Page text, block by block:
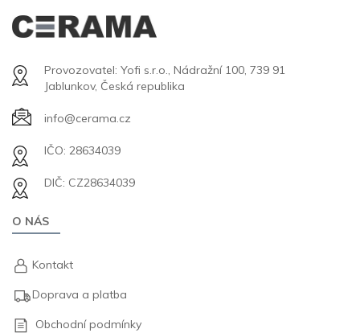
Provozovatel: Yofi s.r.o., Nádražní 100, 739 91
Jablunkov, Česká republika
info@cerama.cz
IČO: 28634039
DIČ: CZ28634039
O NÁS
Kontakt
Doprava a platba
Obchodní podmínky